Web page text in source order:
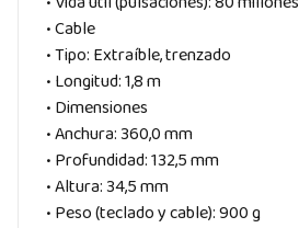
• Cable
• Tipo: Extraíble, trenzado
• Longitud: 1,8 m
• Dimensiones
• Anchura: 360,0 mm
• Profundidad: 132,5 mm
• Altura: 34,5 mm
• Peso (teclado y cable): 900 g